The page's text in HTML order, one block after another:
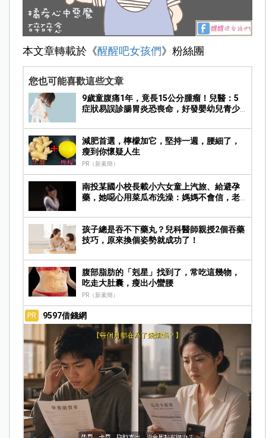
本文章轉載於《醒醒吧女孩們》粉絲團
您也可能喜歡這些文章
9歲童腹痛1年，竟長15公分腫瘤！兒醫：5
症狀易誤診腸胃炎恐喪命，好發嬰幼兒青少
減肥首選，檸檬加它，堅持一週，腰細了，
瘦到你懷疑人生
PR（新素簡）
南投某國小校長載小六女童上汽旅、給避孕
藥，她噁心用菜瓜布洗澡：媽媽不會信，老
孩子總是吞不下藥丸？兒科醫師親授2個吞藥
技巧，原來換個姿勢就成功了！
腹部脂肪的「剋星」找到了，常吃這幾物，
吃走大肚囊，瘦出小蠻腰
PR（新素簡）
PR 9597借錢網